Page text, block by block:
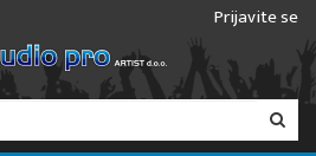
Prijavite se